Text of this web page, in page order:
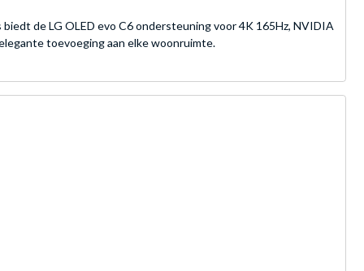
de LG OLED evo C6 ondersteuning voor 4K 165Hz, NVIDIA
toevoeging aan elke woonruimte.